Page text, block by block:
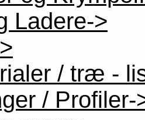
Ladere->
/ træ -
/ Profiler-